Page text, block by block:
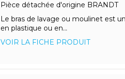
Pièce détachée d'origine BRANDT
Le bras de lavage ou moulinet est
en plastique ou en...
VOIR LA FICHE PRODUIT